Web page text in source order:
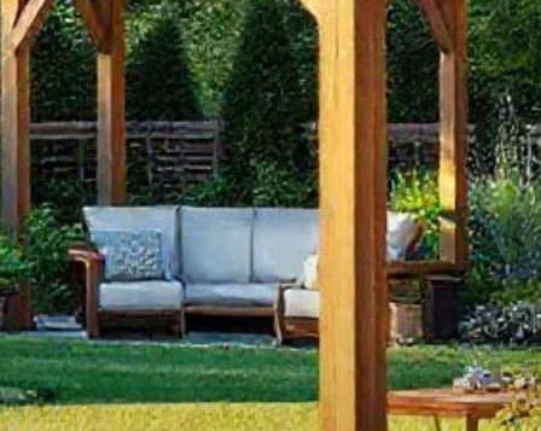
INFORMATIVO
O que é um pergolado de
madeira?
Estruturas charmosa que oferecem sombra e
decoração. Conheça suas funções!